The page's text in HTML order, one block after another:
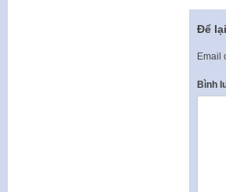
Để
Email
Bình